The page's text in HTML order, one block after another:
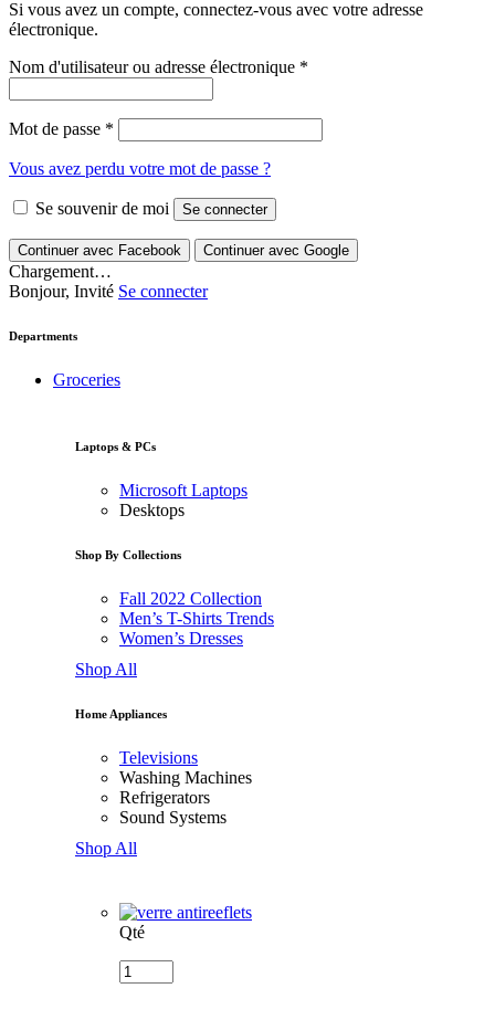
Si vous avez un compte, connectez-vous avec votre adresse
électronique.
Nom d'utilisateur ou adresse électronique *
Mot de passe *
Vous avez perdu votre mot de passe ?
Se souvenir de moi Se connecter
Continuer avec Facebook Continuer avec Google
Chargement…
Bonjour, Invité Se connecter
Departments
Groceries
Laptops & PCs
Microsoft Laptops
Desktops
Shop By Collections
Fall 2022 Collection
Men’s T-Shirts Trends
Women’s Dresses
Shop All
Home Appliances
Televisions
Washing Machines
Refrigerators
Sound Systems
Shop All
Qté